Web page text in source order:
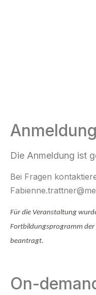
Die Anmeldung ist
Bei Fragen
Für die Veranstaltung
Fortbildungsprogramm der
beantragt.
On-